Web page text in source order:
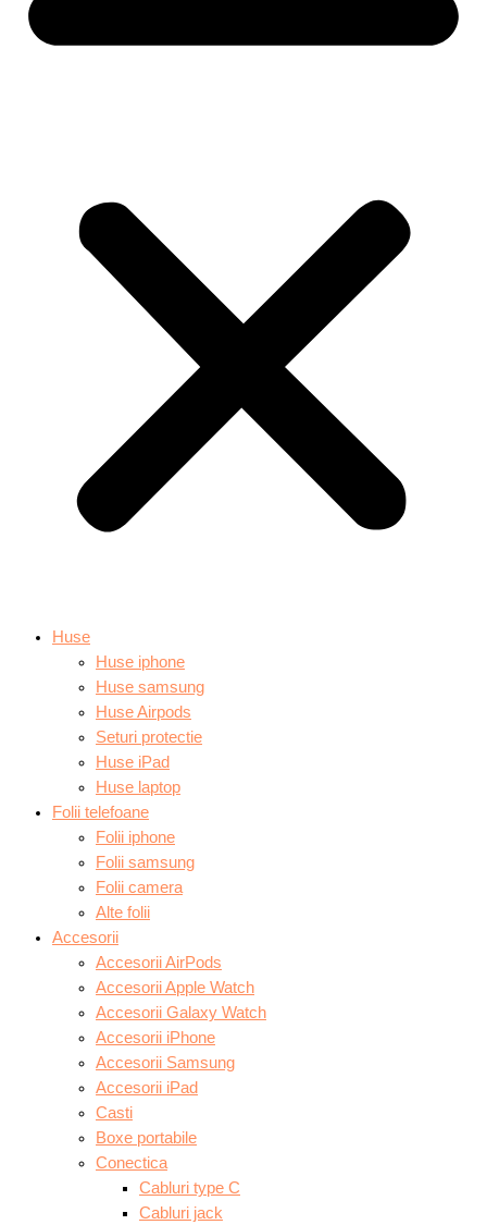
Huse
Huse iphone
Huse samsung
Huse Airpods
Seturi protectie
Huse iPad
Huse laptop
Folii telefoane
Folii iphone
Folii samsung
Folii camera
Alte folii
Accesorii
Accesorii AirPods
Accesorii Apple Watch
Accesorii Galaxy Watch
Accesorii iPhone
Accesorii Samsung
Accesorii iPad
Casti
Boxe portabile
Conectica
Cabluri type C
Cabluri jack